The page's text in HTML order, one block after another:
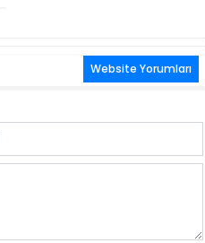
Website Yorumları